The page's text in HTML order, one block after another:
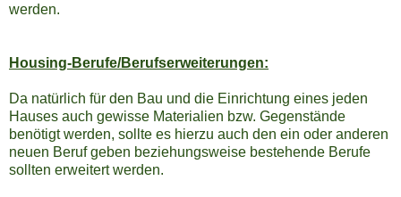
werden.
Housing-Berufe/Berufserweiterungen:
Da natürlich für den Bau und die Einrichtung eines jeden
Hauses auch gewisse Materialien bzw. Gegenstände
benötigt werden, sollte es hierzu auch den ein oder anderen
neuen Beruf geben beziehungsweise bestehende Berufe
sollten erweitert werden.